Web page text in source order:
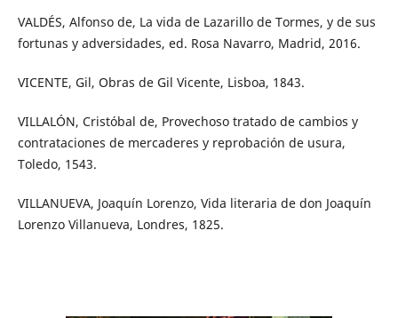
VALDÉS, Alfonso de, La vida de Lazarillo de Tormes, y de sus
fortunas y adversidades, ed. Rosa Navarro, Madrid, 2016.
VICENTE, Gil, Obras de Gil Vicente, Lisboa, 1843.
VILLALÓN, Cristóbal de, Provechoso tratado de cambios y
contrataciones de mercaderes y reprobación de usura,
Toledo, 1543.
VILLANUEVA, Joaquín Lorenzo, Vida literaria de don Joaquín
Lorenzo Villanueva, Londres, 1825.